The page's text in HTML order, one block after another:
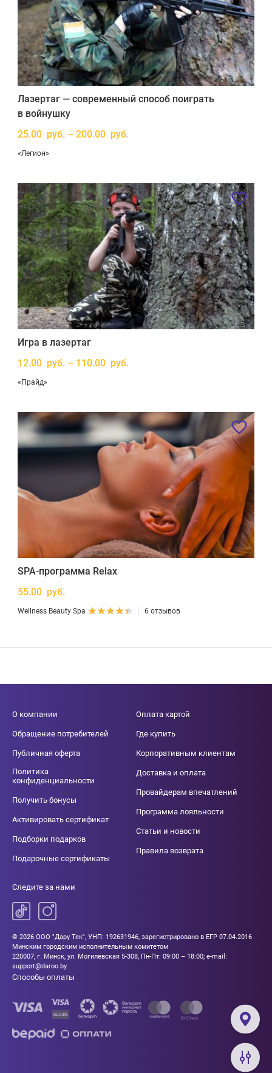
Лазертаг — современный способ поиграть
в войнушку
25.00 руб. – 200.00 руб.
«Легион»
Игра в лазертаг
12.00 руб. – 110.00 руб.
«Прайд»
SPA-программа Relax
55.00 руб.
Wellness Beauty Spa 6 отзывов
О компании
Обращение потребителей
Публичная оферта
Политика
конфиденциальности
Получить бонусы
Активировать сертификат
Подборки подарков
Подарочные сертификаты
Оплата картой
Где купить
Корпоративным клиентам
Доставка и оплата
Провайдерам впечатлений
Программа лояльности
Статьи и новости
Правила возврата
Следите за нами
© 2026 ООО "Дару Тек", УНП: 192631946, зарегистрировано в ЕГР 07.04.2016
Минским городским исполнительным комитетом
220007, г. Минск, ул. Могилевская 5-308, Пн-Пт: 09:00 – 18:00; e-mail:
support@daroo.by
Способы оплаты